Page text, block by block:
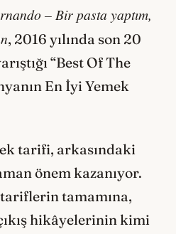
– Bir pasta yaptım,
, 2016 yılında son 20
“Best Of The
En İyi Yemek
tarifi, arkasındaki
önem kazanıyor.
tamamına,
hikâyelerinin kimi